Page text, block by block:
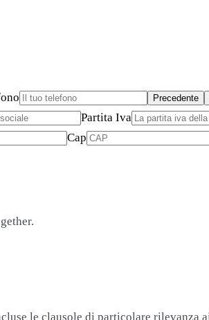
Precedente
Partita Iva
Cap
le clausole di particolare rilevanza